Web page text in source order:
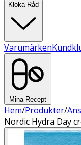
Kloka Råd
Varumärken
Mina Recept
Hem/Produkter/
Nordic Hydra Day